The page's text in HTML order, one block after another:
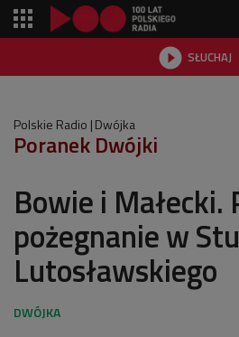
 SŁUCHAJ
Polskie Radio Dwójka
Poranek Dwójki
Bowie i Małecki.
pożegnanie w
Lutosławskiego